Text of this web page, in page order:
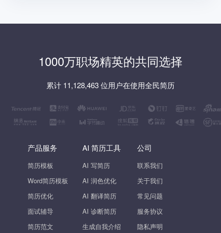
1000万职场精英的共同选择
累计 11,128,463 位用户在使用全民简历
产品服务
简历模板
Word简历模板
简历优化
面试辅导
简历范文
AI 简历工具
AI 写简历
AI 润色优化
AI 翻译简历
AI 诊断简历
生成自我介绍
公司
联系我们
关于我们
常见问题
服务协议
隐私声明